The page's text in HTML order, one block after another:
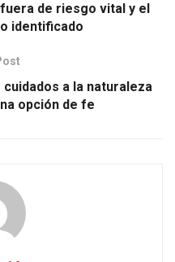
de riesgo vital y el
identificado
a la naturaleza
opción de fe